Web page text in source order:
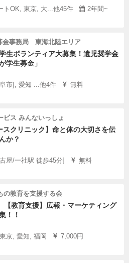
トOK, 東京, 大...他45件
2年間~
金事務局 東海北陸エリア
生ボランティア大募集！遺児奨学金
学生募金」
市], 愛知 ...他4件
無料
ビス みんないっしょ
スクリニック】命と体の大切さを伝
か？
屋/一社駅 徒歩45分]
無料
の教育を支援する会
【教育支援】広報・マーケティング
！！
京, 愛知, 福岡
7,000円